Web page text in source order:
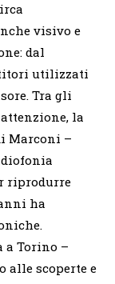
visivo e
dal
utilizzati
Tra gli
la
Marconi –
riprodurre
ha
a Torino –
alle scoperte e